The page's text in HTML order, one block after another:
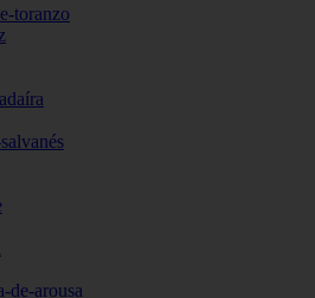
toranzo
de-arousa